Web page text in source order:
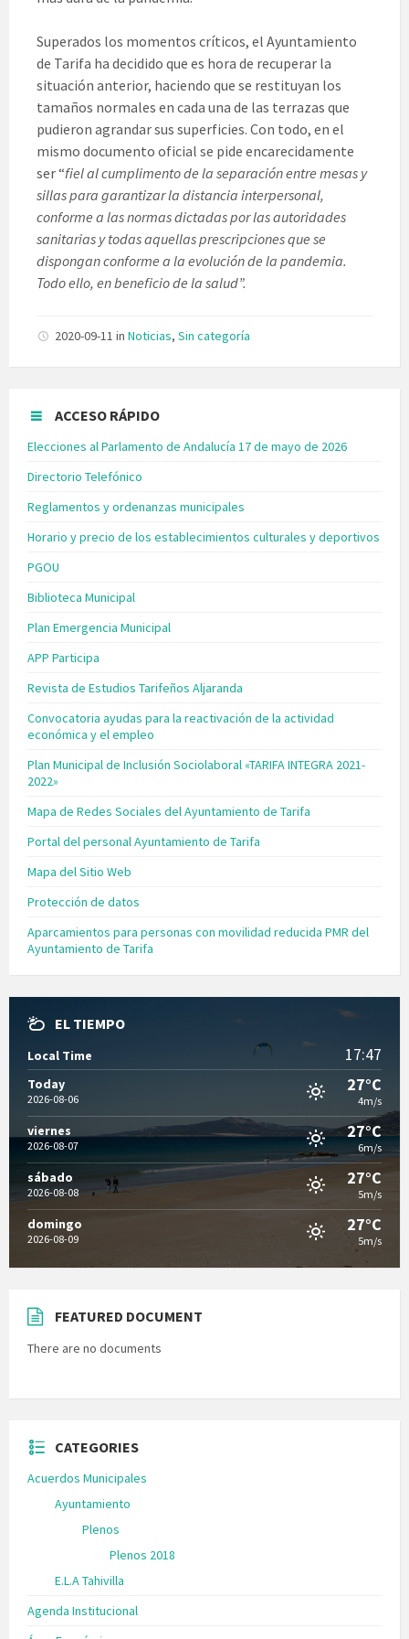
Superados los momentos críticos, el Ayuntamiento
de Tarifa ha decidido que es hora de recuperar la
situación anterior, haciendo que se restituyan los
tamaños normales en cada una de las terrazas que
pudieron agrandar sus superficies. Con todo, en el
mismo documento oficial se pide encarecidamente
ser “fiel al cumplimento de la separación entre mesas y
sillas para garantizar la distancia interpersonal,
conforme a las normas dictadas por las autoridades
sanitarias y todas aquellas prescripciones que se
dispongan conforme a la evolución de la pandemia.
Todo ello, en beneficio de la salud”.
2020-09-11 in Noticias, Sin categoría
ACCESO RÁPIDO
Elecciones al Parlamento de Andalucía 17 de mayo de 2026
Directorio Telefónico
Reglamentos y ordenanzas municipales
Horario y precio de los establecimientos culturales y deportivos
PGOU
Biblioteca Municipal
Plan Emergencia Municipal
APP Participa
Revista de Estudios Tarifeños Aljaranda
Convocatoria ayudas para la reactivación de la actividad
económica y el empleo
Plan Municipal de Inclusión Sociolaboral «TARIFA INTEGRA 2021-
2022»
Mapa de Redes Sociales del Ayuntamiento de Tarifa
Portal del personal Ayuntamiento de Tarifa
Mapa del Sitio Web
Protección de datos
Aparcamientos para personas con movilidad reducida PMR del
Ayuntamiento de Tarifa
EL TIEMPO
Local Time 17:47
Today
2026-08-06
27°C
4m/s
viernes
2026-08-07
27°C
6m/s
sábado
2026-08-08
27°C
5m/s
domingo
2026-08-09
27°C
5m/s
FEATURED DOCUMENT
There are no documents
CATEGORIES
Acuerdos Municipales
Ayuntamiento
Plenos
Plenos 2018
E.L.A Tahivilla
Agenda Institucional